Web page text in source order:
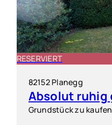
RESERVIERT
82152 Planegg
Grundstück zu kaufen